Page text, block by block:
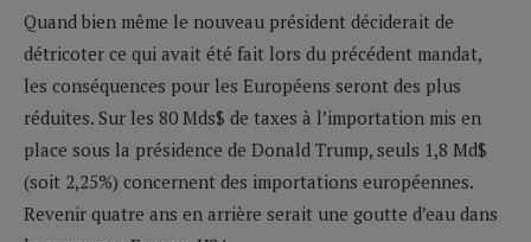
Quand bien même le nouveau président déciderait de
détricoter ce qui avait été fait lors du précédent mandat,
les conséquences pour les Européens seront des plus
réduites. Sur les 80 Mds$ de taxes à l’importation mis en
place sous la présidence de Donald Trump, seuls 1,8 Md$
(soit 2,25%) concernent des importations européennes.
Revenir quatre ans en arrière serait une goutte d’eau dans